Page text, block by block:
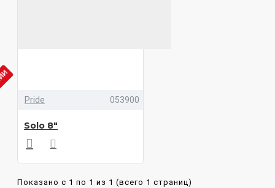
Pride 053900
Solo 8"
Показано с 1 по 1 из 1 (всего 1 страниц)